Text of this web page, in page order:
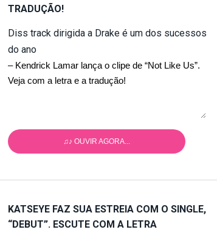
TRADUÇÃO!
Diss track dirigida a Drake é um dos sucessos
do ano
– Kendrick Lamar lança o clipe de “Not Like Us”.
Veja com a letra e a tradução!
♫♪ OUVIR AGORA...
KATSEYE FAZ SUA ESTREIA COM O SINGLE,
“DEBUT”. ESCUTE COM A LETRA